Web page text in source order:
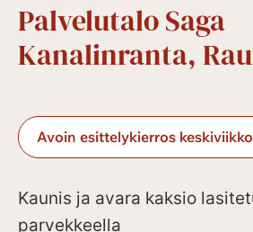
Palvelutalo Saga
Kanalinranta,
Avoin esittelykierros
Kaunis ja avara kaksio
parvekkeella